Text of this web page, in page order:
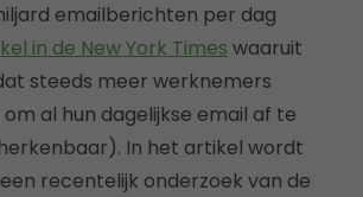
in de New York Times waaruit
steeds meer werknemers
al hun dagelijkse email af te
In het artikel wordt
recentelijk onderzoek van de